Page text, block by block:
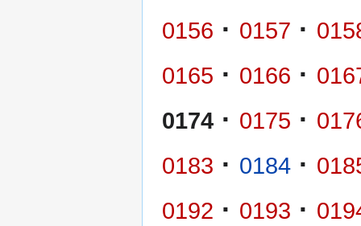
0156 · 0157 ·
0165 · 0166 ·
0174 · 0175 ·
0183 · 0184 ·
0192 · 0193 ·